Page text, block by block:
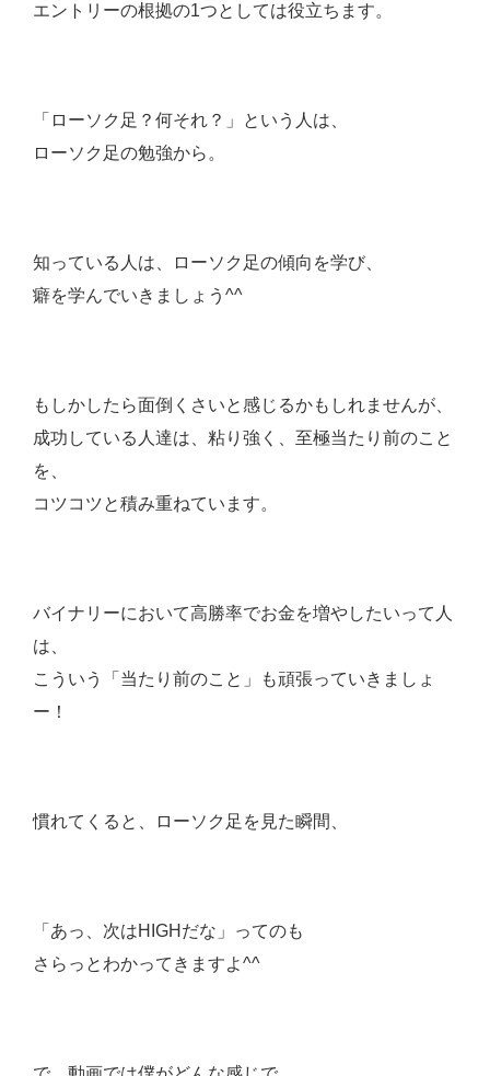
エントリーの根拠の1つとしては役立ちます。
「ローソク足？何それ？」という人は、
ローソク足の勉強から。
知っている人は、ローソク足の傾向を学び、
癖を学んでいきましょう^^
もしかしたら面倒くさいと感じるかもしれませんが、
成功している人達は、粘り強く、至極当たり前のこと
を、
コツコツと積み重ねています。
バイナリーにおいて高勝率でお金を増やしたいって人
は、
こういう「当たり前のこと」も頑張っていきましょ
ー！
慣れてくると、ローソク足を見た瞬間、
「あっ、次はHIGHだな」ってのも
さらっとわかってきますよ^^